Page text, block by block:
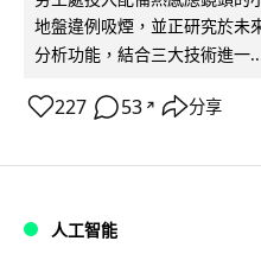
地盤違例吸煙，並正研究於未
分析功能，結合三大技術進一
227 53 ↗ 分享
人工智能